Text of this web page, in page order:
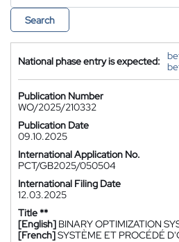
Search
National phase entry is expected:
Publication Number
WO/2025/210332
Publication Date
09.10.2025
International Application No.
PCT/GB2025/050504
International Filing Date
12.03.2025
Title **
[English] BINARY OPTIMIZATION
[French]SYSTÈME ET PROCÉDÉ